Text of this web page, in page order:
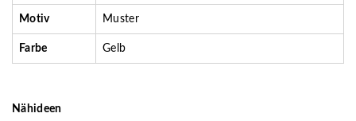
Motiv Muster
Farbe Gelb
Nähideen